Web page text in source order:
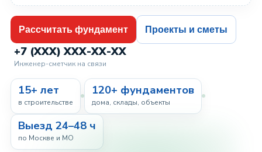
Рассчитать фундамент Проекты и сметы
+7 (XXX) XXX-XX-XX
Инженер-сметчик на связи
15+ лет
в строительстве
120+ фундаментов
дома, склады, объекты
Выезд 24–48 ч
по Москве и МО